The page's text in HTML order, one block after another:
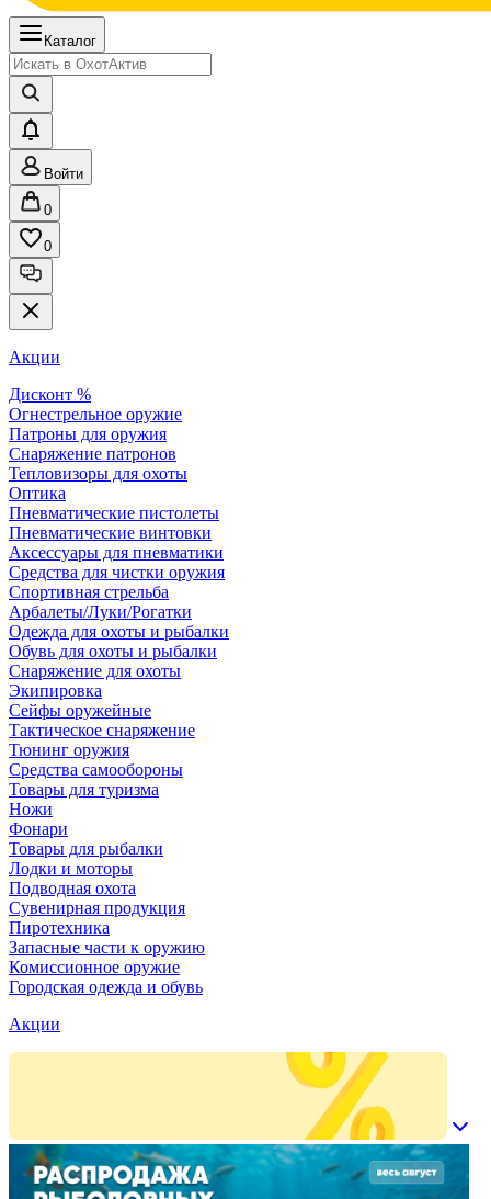
Каталог
Войти
0
0
Акции
Дисконт %
Огнестрельное оружие
Патроны для оружия
Снаряжение патронов
Тепловизоры для охоты
Оптика
Пневматические пистолеты
Пневматические винтовки
Аксессуары для пневматики
Средства для чистки оружия
Спортивная стрельба
Арбалеты/Луки/Рогатки
Одежда для охоты и рыбалки
Обувь для охоты и рыбалки
Снаряжение для охоты
Экипировка
Сейфы оружейные
Тактическое снаряжение
Тюнинг оружия
Средства самообороны
Товары для туризма
Ножи
Фонари
Товары для рыбалки
Лодки и моторы
Подводная охота
Сувенирная продукция
Пиротехника
Запасные части к оружию
Комиссионное оружие
Городская одежда и обувь
Акции